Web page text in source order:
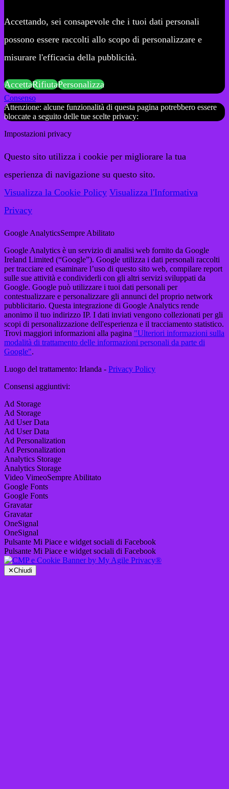
Accettando, sei consapevole che i tuoi dati personali
possono essere raccolti allo scopo di personalizzare e
misurare l'efficacia della pubblicità.
AccettaRifiutaPersonalizza
Consenso
Attenzione: alcune funzionalità di questa pagina potrebbero essere
bloccate a seguito delle tue scelte privacy:
Impostazioni privacy
Questo sito utilizza i cookie per migliorare la tua
esperienza di navigazione su questo sito.
Visualizza la Cookie Policy Visualizza l'Informativa
Privacy
Google AnalyticsSempre Abilitato
Google Analytics è un servizio di analisi web fornito da Google
Ireland Limited (“Google”). Google utilizza i dati personali raccolti
per tracciare ed esaminare l’uso di questo sito web, compilare report
sulle sue attività e condividerli con gli altri servizi sviluppati da
Google. Google può utilizzare i tuoi dati personali per
contestualizzare e personalizzare gli annunci del proprio network
pubblicitario. Questa integrazione di Google Analytics rende
anonimo il tuo indirizzo IP. I dati inviati vengono collezionati per gli
scopi di personalizzazione dell'esperienza e il tracciamento statistico.
Trovi maggiori informazioni alla pagina "Ulteriori informazioni sulla
modalità di trattamento delle informazioni personali da parte di
Google".
Luogo del trattamento: Irlanda - Privacy Policy
Consensi aggiuntivi:
Ad Storage
Ad Storage
Ad User Data
Ad User Data
Ad Personalization
Ad Personalization
Analytics Storage
Analytics Storage
Video VimeoSempre Abilitato
Google Fonts
Google Fonts
Gravatar
Gravatar
OneSignal
OneSignal
Pulsante Mi Piace e widget sociali di Facebook
Pulsante Mi Piace e widget sociali di Facebook
✕Chiudi